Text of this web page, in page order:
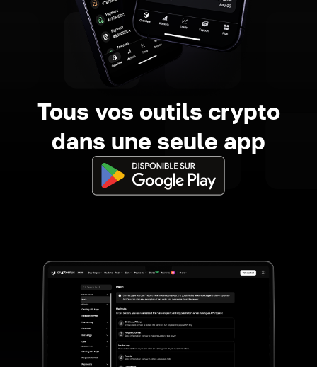
Tous vos outils crypto
dans une seule app